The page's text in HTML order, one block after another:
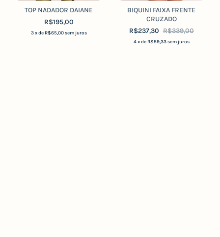
TOP NADADOR DAIANE
R$195,00
3 x de R$65,00 sem juros
BIQUINI FAIXA FRENTE
CRUZADO
R$237,30 R$339,00
4 x de R$59,33 sem juros